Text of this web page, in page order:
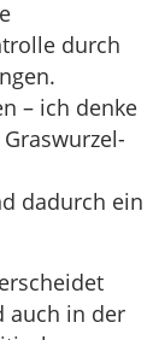
durch
– ich denke
dadurch ein
auch in der